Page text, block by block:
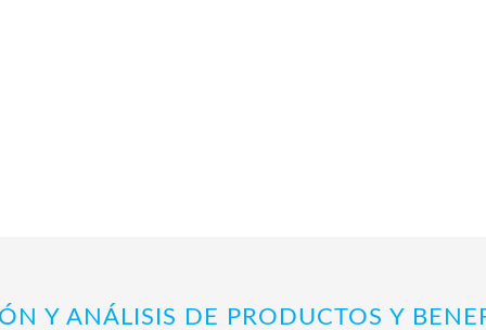
Y ANÁLISIS DE PRODUCTOS Y